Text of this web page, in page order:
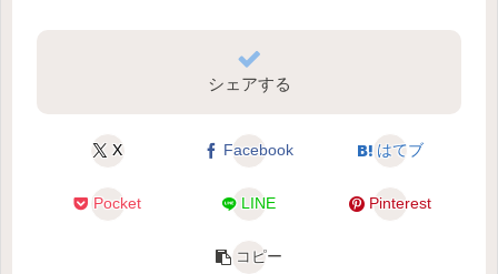
シェアする
X Facebook はてブ
Pocket LINE Pinterest
コピー